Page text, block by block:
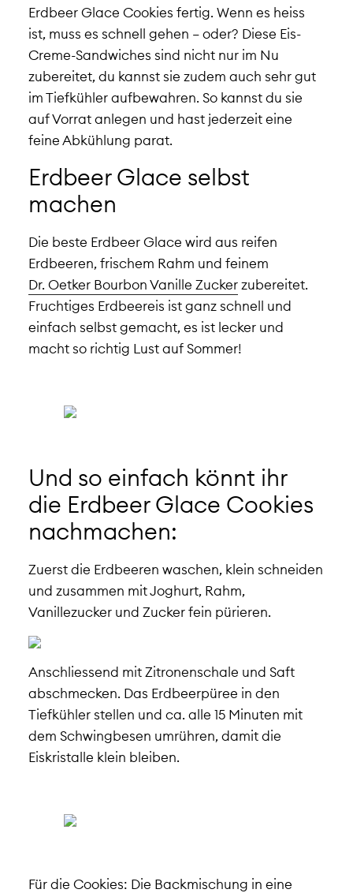
Erdbeer Glace Cookies fertig. Wenn es heiss
ist, muss es schnell gehen – oder? Diese Eis-
Creme-Sandwiches sind nicht nur im Nu
zubereitet, du kannst sie zudem auch sehr gut
im Tiefkühler aufbewahren. So kannst du sie
auf Vorrat anlegen und hast jederzeit eine
feine Abkühlung parat.
Erdbeer Glace selbst
machen
Die beste Erdbeer Glace wird aus reifen
Erdbeeren, frischem Rahm und feinem
Dr. Oetker Bourbon Vanille Zuckerzubereitet.
Fruchtiges Erdbeereis ist ganz schnell und
einfach selbst gemacht, es ist lecker und
macht so richtig Lust auf Sommer!
Und so einfach könnt ihr
die Erdbeer Glace Cookies
nachmachen:
Zuerst die Erdbeeren waschen, klein schneiden
und zusammen mit Joghurt, Rahm,
Vanillezucker und Zucker fein pürieren.
Anschliessend mit Zitronenschale und Saft
abschmecken. Das Erdbeerpüree in den
Tiefkühler stellen und ca. alle 15 Minuten mit
dem Schwingbesen umrühren, damit die
Eiskristalle klein bleiben.
Für die Cookies: Die Backmischung in eine